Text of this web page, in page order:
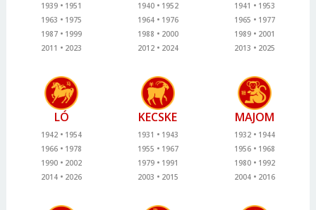
1939
1951
1963
1975
1987
1999
2011
2023
1940
1952
1964
1976
1988
2000
2012
2024
1941
1953
1965
1977
1989
2001
2013
2025
LÓ
1942
1954
1966
1978
1990
2002
2014
2026
KECSKE
1931
1943
1955
1967
1979
1991
2003
2015
MAJOM
1932
1944
1956
1968
1980
1992
2004
2016